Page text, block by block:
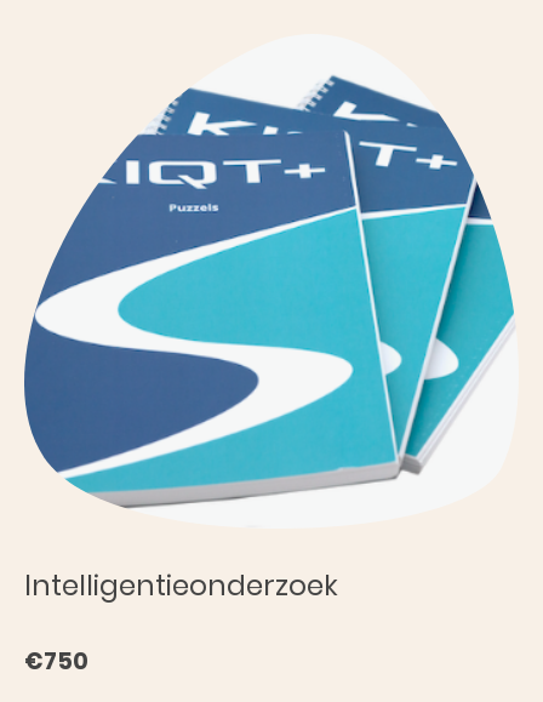
Intelligentieonderzoek
€750